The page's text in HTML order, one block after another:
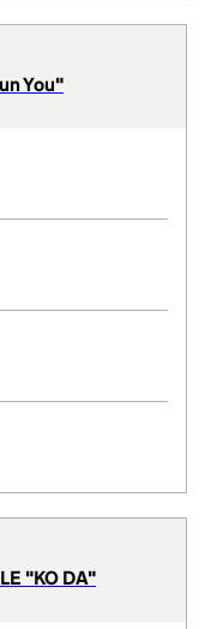
You"
"KO DA"